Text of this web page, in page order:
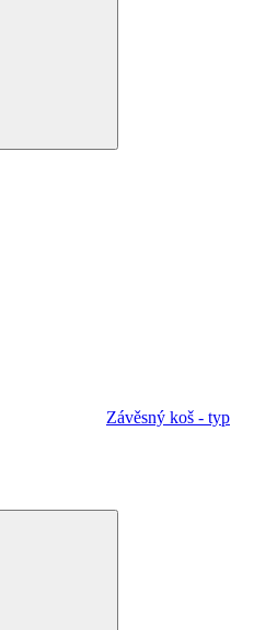
Závěsný koš - typ